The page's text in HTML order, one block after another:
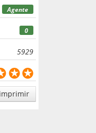
Agente
0
5929